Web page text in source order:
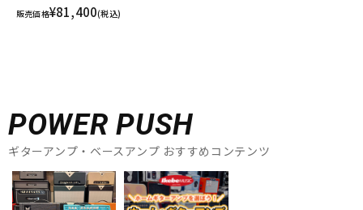
販売価格¥81,400(税込)
POWER PUSH
ギターアンプ・ベースアンプ おすすめコンテンツ